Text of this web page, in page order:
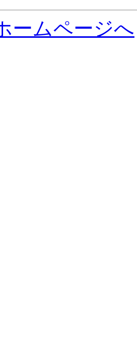
ームページへ